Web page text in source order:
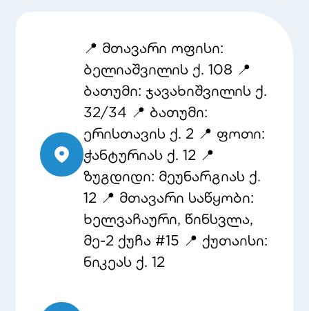
📍 მთავარი ოფისი:
ბელიაშვილის ქ. 108 📍
ბათუმი: ჯავახიშვილის ქ.
32/34 📍 ბათუმი:
ერისთავის ქ. 2 📍 ფოთი:
ჭანტურიას ქ. 12 📍
ზუგდიდი: მეუნარგიას ქ.
12 📍 მთავარი საწყობი:
ხელვაჩაური, წინსვლა,
მე-2 ქუჩა #15 📍 ქუთაისი:
ნიკეას ქ. 12